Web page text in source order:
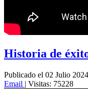
Historia de
Publicado el 02 Julio 2024
Email | Visitas: 75228